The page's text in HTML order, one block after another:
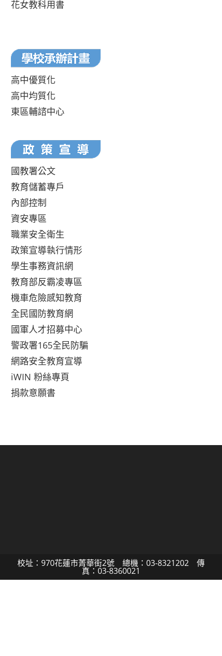
花女教科用書
高中優質化
高中均質化
東區輔諮中心
國教署公文
教育儲蓄專戶
內部控制
資安專區
職業安全衛生
政策宣導執行情形
學生事務資訊網
教育部反霸凌專區
機車危險感知教育
全民國防教育網
國軍人才招募中心
警政署165全民防騙
網路安全教育宣導
iWIN 粉絲專頁
捐款意願書
校址：970花蓮市菁華街2號 總機：03-8321202 傳
真：03-8360021